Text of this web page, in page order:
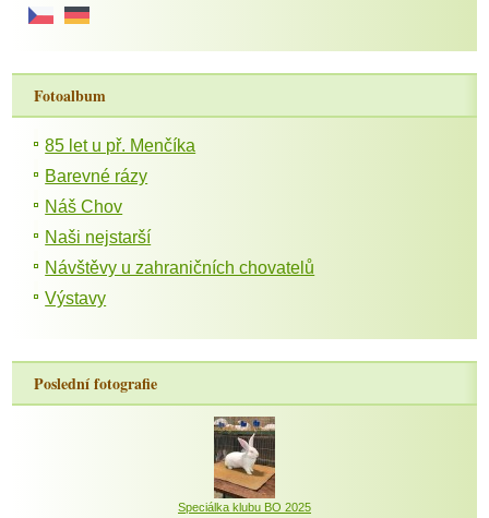
Fotoalbum
85 let u př. Menčíka
Barevné rázy
Náš Chov
Naši nejstarší
Návštěvy u zahraničních chovatelů
Výstavy
Poslední fotografie
Speciálka klubu BO 2025